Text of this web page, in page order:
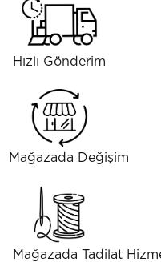
Hızlı Gönderim
Mağazada Değişim
Mağazada Tadilat